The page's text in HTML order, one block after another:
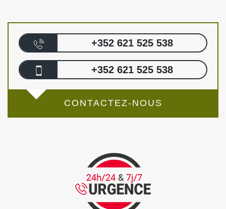
+352 621 525 538
+352 621 525 538
CONTACTEZ-NOUS